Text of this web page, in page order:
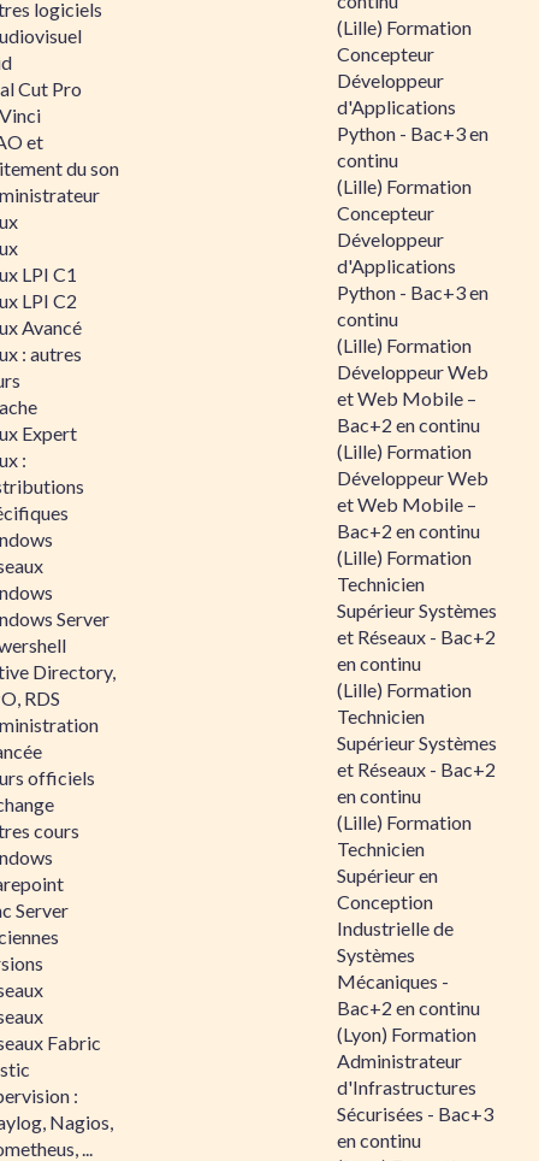
logiciels
Cut Pro
et
du son
LPI C1
LPI C2
Avancé
: autres
Expert
:
Server
Directory,
RDS
officiels
cours
Server
Fabric
:
Nagios,
...
(Lille) Formation
Concepteur
Développeur
d'Applications
Python - Bac+3 en
continu
(Lille) Formation
Concepteur
Développeur
d'Applications
Python - Bac+3 en
continu
(Lille) Formation
Développeur Web
et Web Mobile –
Bac+2 en continu
(Lille) Formation
Développeur Web
et Web Mobile –
Bac+2 en continu
(Lille) Formation
Technicien
Supérieur Systèmes
et Réseaux - Bac+2
en continu
(Lille) Formation
Technicien
Supérieur Systèmes
et Réseaux - Bac+2
en continu
(Lille) Formation
Technicien
Supérieur en
Conception
Industrielle de
Systèmes
Mécaniques -
Bac+2 en continu
(Lyon) Formation
Administrateur
d'Infrastructures
Sécurisées - Bac+3
en continu